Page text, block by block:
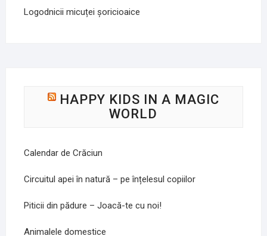
Logodnicii micuței șoricioaice
HAPPY KIDS IN A MAGIC
WORLD
Calendar de Crăciun
Circuitul apei în natură – pe înțelesul copiilor
Piticii din pădure – Joacă-te cu noi!
Animalele domestice